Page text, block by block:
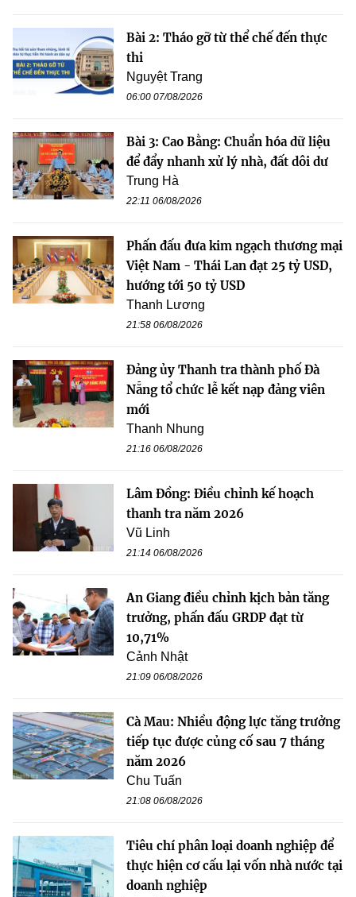
Bài 2: Tháo gỡ từ thể chế đến thực
thi
Nguyệt Trang
06:00 07/08/2026
Bài 3: Cao Bằng: Chuẩn hóa dữ liệu
để đẩy nhanh xử lý nhà, đất dôi dư
Trung Hà
22:11 06/08/2026
Phấn đấu đưa kim ngạch thương mại
Việt Nam - Thái Lan đạt 25 tỷ USD,
hướng tới 50 tỷ USD
Thanh Lương
21:58 06/08/2026
Đảng ủy Thanh tra thành phố Đà
Nẵng tổ chức lễ kết nạp đảng viên
mới
Thanh Nhung
21:16 06/08/2026
Lâm Đồng: Điều chỉnh kế hoạch
thanh tra năm 2026
Vũ Linh
21:14 06/08/2026
An Giang điều chỉnh kịch bản tăng
trưởng, phấn đấu GRDP đạt từ
10,71%
Cảnh Nhật
21:09 06/08/2026
Cà Mau: Nhiều động lực tăng trưởng
tiếp tục được củng cố sau 7 tháng
năm 2026
Chu Tuấn
21:08 06/08/2026
Tiêu chí phân loại doanh nghiệp để
thực hiện cơ cấu lại vốn nhà nước tại
doanh nghiệp